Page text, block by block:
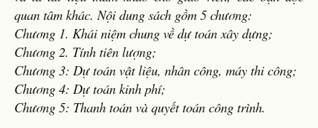
quan tâm khác. Nội dung sách gồm 5 chương:
Chương 1. Khái niệm chung về dự toán xây dựng;
Chương 2. Tính tiên lượng;
Chương 3: Dự toán vật liệu, nhân công, máy thi công;
Chương 4: Dự toán kinh phí;
Chương 5: Thanh toán và quyết toán công trình.